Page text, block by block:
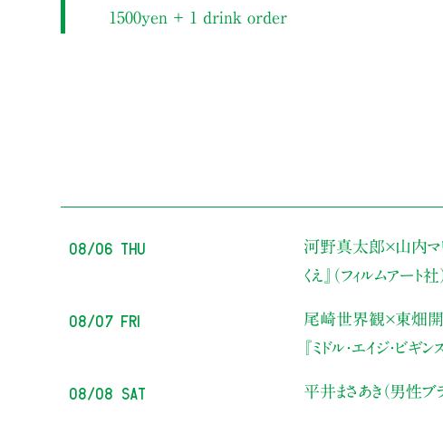
1500yen ＋ 1 drink order
08/06 Thu 河野真太郎×山内マ
くえ』（フィルムアート
08/07 Fri 尾崎世界観×東畑
『ミドル・エイジ・
08/08 Sat 平井まさあき（男性ブ